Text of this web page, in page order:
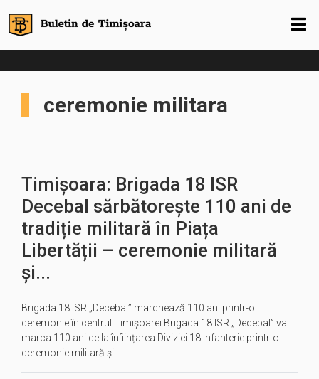
ceremonie militara
Timișoara: Brigada 18 ISR
Decebal sărbătorește 110 ani de
tradiție militară în Piața
Libertății – ceremonie militară
și...
Brigada 18 ISR „Decebal” marchează 110 ani printr-o
ceremonie în centrul Timișoarei Brigada 18 ISR „Decebal” va
marca 110 ani de la înființarea Diviziei 18 Infanterie printr-o
ceremonie militară și…